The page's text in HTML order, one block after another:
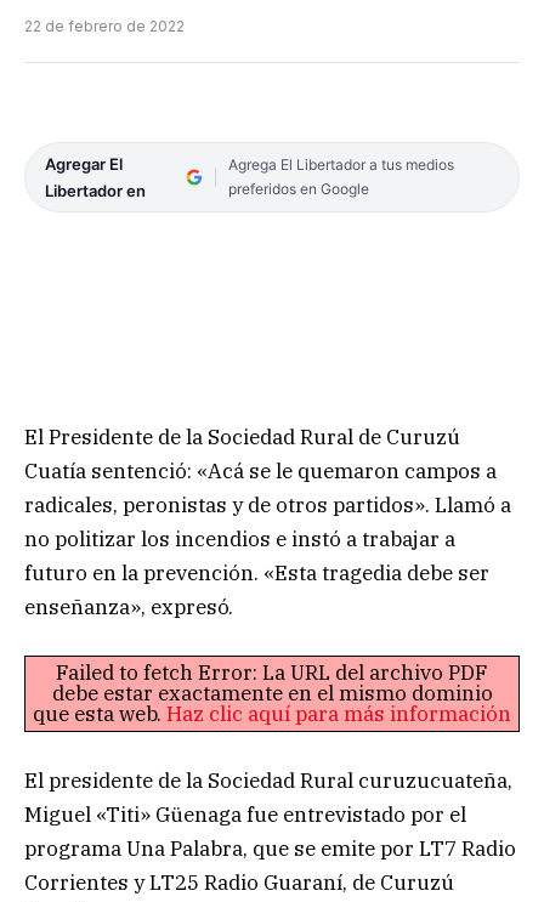
22 de febrero de 2022
Agregar El
Libertador en
Agrega El Libertador a tus medios
preferidos en Google
El Presidente de la Sociedad Rural de Curuzú
Cuatía sentenció: «Acá se le quemaron campos a
radicales, peronistas y de otros partidos». Llamó a
no politizar los incendios e instó a trabajar a
futuro en la prevención. «Esta tragedia debe ser
enseñanza», expresó.
Failed to fetch Error: La URL del archivo PDF
debe estar exactamente en el mismo dominio
que esta web. Haz clic aquí para más información
El presidente de la Sociedad Rural curuzucuateña,
Miguel «Titi» Güenaga fue entrevistado por el
programa Una Palabra, que se emite por LT7 Radio
Corrientes y LT25 Radio Guaraní, de Curuzú